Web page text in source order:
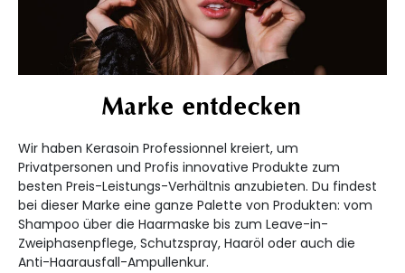
Marke entdecken
Wir haben Kerasoin Professionnel kreiert, um
Privatpersonen und Profis innovative Produkte zum
besten Preis-Leistungs-Verhältnis anzubieten. Du findest
bei dieser Marke eine ganze Palette von Produkten: vom
Shampoo über die Haarmaske bis zum Leave-in-
Zweiphasenpflege, Schutzspray, Haaröl oder auch die
Anti-Haarausfall-Ampullenkur.